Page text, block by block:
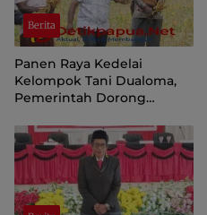
Berita
Panen Raya Kedelai
Kelompok Tani Dualoma,
Pemerintah Dorong
Kembali ke Kebun